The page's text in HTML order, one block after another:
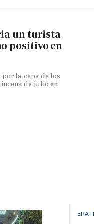
un turista
positivo en
la cepa de los
de julio en
ERA